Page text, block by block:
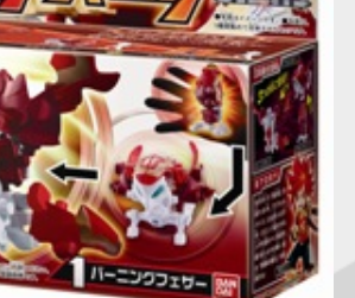
ガンダムシリーズ
ポケットモンスター
アンパンマン
サンリオキャラクタ
ーズ
たまご
にふぉるめーしょん
＆スクエアシール
SMPシリーズ
ポケモンスケールワ
ールド
キャラデコ